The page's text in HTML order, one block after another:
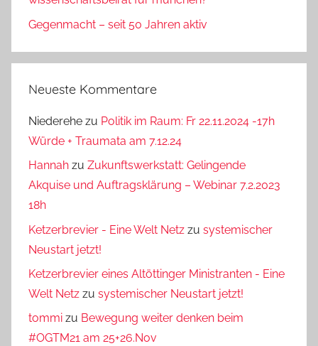
Gegenmacht – seit 50 Jahren aktiv
Neueste Kommentare
Niederehe zu Politik im Raum: Fr 22.11.2024 -17h
Würde + Traumata am 7.12.24
Hannah zu Zukunftswerkstatt: Gelingende
Akquise und Auftragsklärung – Webinar 7.2.2023
18h
Ketzerbrevier - Eine Welt Netz zu systemischer
Neustart jetzt!
Ketzerbrevier eines Altöttinger Ministranten - Eine
Welt Netz zu systemischer Neustart jetzt!
tommi zu Bewegung weiter denken beim
#OGTM21 am 25+26.Nov